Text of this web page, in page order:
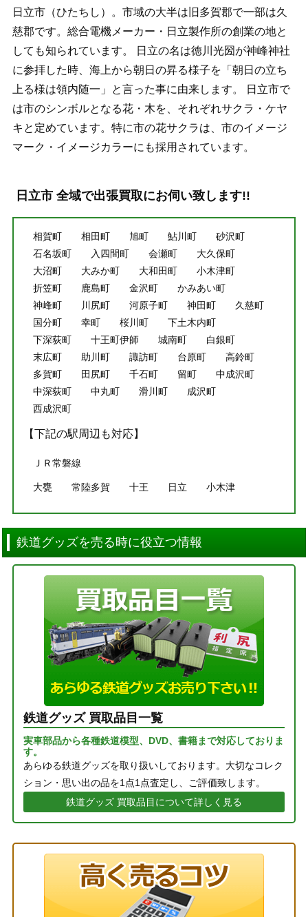
日立市（ひたちし）。市域の大半は旧多賀郡で一部は久
慈郡です。総合電機メーカー・日立製作所の創業の地と
しても知られています。 日立の名は徳川光圀が神峰神社
に参拝した時、海上から朝日の昇る様子を「朝日の立ち
上る様は領内随一」と言った事に由来します。 日立市で
は市のシンボルとなる花・木を、それぞれサクラ・ケヤ
キと定めています。特に市の花サクラは、市のイメージ
マーク・イメージカラーにも採用されています。
日立市 全域で出張買取にお伺い致します!!
相賀町 相田町 旭町 鮎川町
砂沢町
石名坂町
入四間町 会瀬町
大久保町
大沼町
大みか町 大和田町
小木津町
折笠町
鹿島町 金沢町
かみあい町
神峰町
川尻町 河原子町 神田町
久慈町
国分町
幸町 桜川町
下土木内町
下深荻町
十王町伊師 城南町
白銀町
末広町
助川町 諏訪町 台原町
高鈴町
多賀町
田尻町 千石町 留町
中成沢町
中深荻町
中丸町 滑川町
成沢町
西成沢町
【下記の駅周辺も対応】
ＪＲ常磐線
大甕 常陸多賀 十王 日立 小木津
鉄道グッズを売る時に役立つ情報
鉄道グッズ 買取品目一覧
実車部品から各種鉄道模型、DVD、書籍まで対応しておりま
す。
あらゆる鉄道グッズを取り扱いしております。大切なコレク
ション・思い出の品を1点1点査定し、ご評価致します。
鉄道グッズ 買取品目について詳しく見る